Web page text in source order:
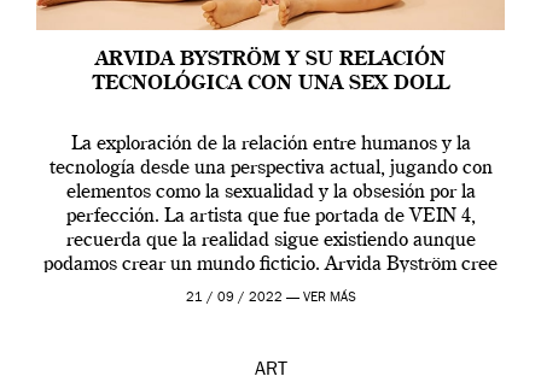
ARVIDA BYSTRÖM Y SU RELACIÓN
TECNOLÓGICA CON UNA SEX DOLL
La exploración de la relación entre humanos y la
tecnología desde una perspectiva actual, jugando con
elementos como la sexualidad y la obsesión por la
perfección. La artista que fue portada de VEIN 4,
recuerda que la realidad sigue existiendo aunque
podamos crear un mundo ficticio. Arvida Byström cree
que los humanos tienen un complejo […]
21 / 09 / 2022 — VER MÁS
ART